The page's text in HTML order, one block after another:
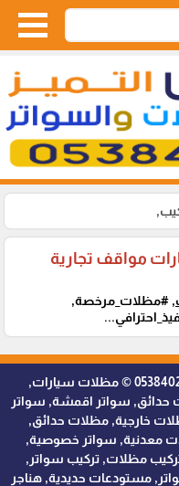
مواقف تجارية
#مظلات_مرخصة,
ظلال التميز للمظلات والسواتر - 0538402607 © مظلات سيارات,
سواتر اقمشة, سواتر
خارجية, مظلات حدائق,
معدنية, سواتر خصوصية,
مظلات, تركيب سواتر,
مستودعات حديدية, هناجر